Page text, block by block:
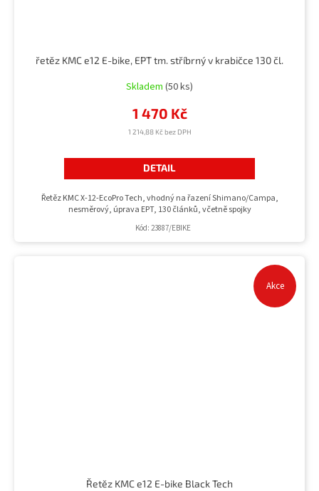
řetěz KMC e12 E-bike, EPT tm. stříbrný v krabičce 130 čl.
Skladem (50 ks)
1 214,88 Kč bez DPH
1 470 Kč
DETAIL
Řetěz KMC X-12-EcoPro Tech, vhodný na řazení Shimano/Campa,
nesměrový, úprava EPT, 130 článků, včetně spojky
Kód: 23887/EBIKE
Akce
Řetěz KMC e12 E-bike Black Tech